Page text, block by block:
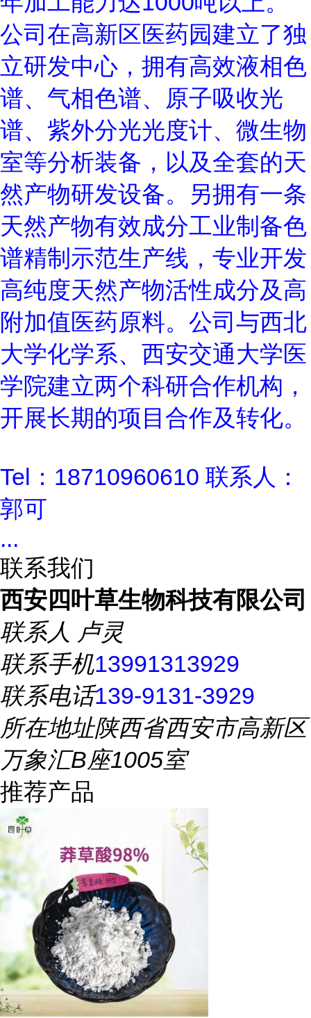
公司在高新区医药园建立了独
立研发中心，拥有高效液相色
谱、气相色谱、原子吸收光
谱、紫外分光光度计、微生物
室等分析装备，以及全套的天
然产物研发设备。另拥有一条
天然产物有效成分工业制备色
谱精制示范生产线，专业开发
高纯度天然产物活性成分及高
附加值医药原料。公司与西北
大学化学系、西安交通大学医
学院建立两个科研合作机构，
开展长期的项目合作及转化。
Tel ：18710960610 联系人：
郭可
...
联系我们
西安四叶草生物科技有限公司
联系人 卢灵
联系手机13991313929
联系电话139-9131-3929
所在地址陕西省西安市高新区
万象汇B座1005室
推荐产品